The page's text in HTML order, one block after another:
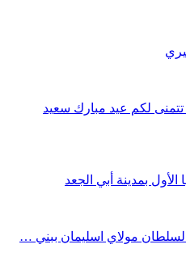
لكم عيد مبارك سعيد
الأول بمدينة أبي الجعد
السلطان مولاي اسليمان ببني …